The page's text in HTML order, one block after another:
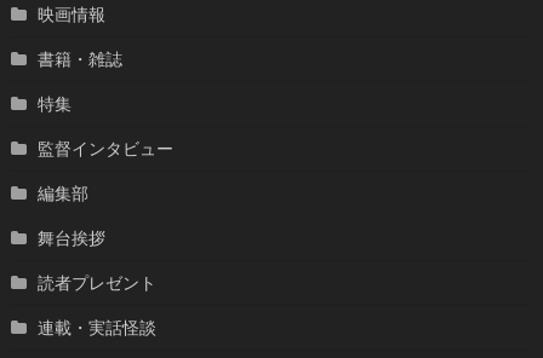
映画情報
書籍・雑誌
特集
監督インタビュー
編集部
舞台挨拶
読者プレゼント
連載・実話怪談